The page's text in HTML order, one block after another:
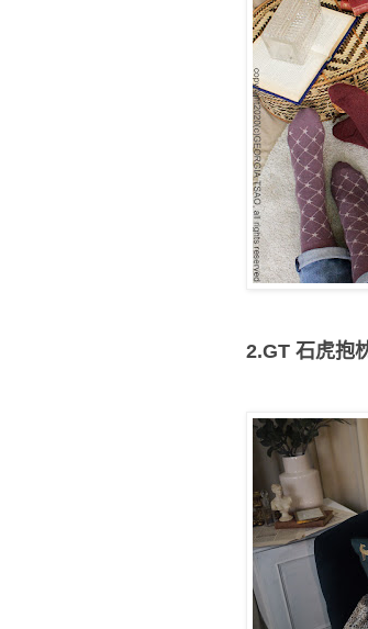
2.GT 石虎抱